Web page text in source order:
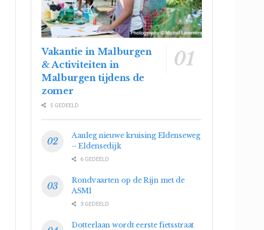
Vakantie in Malburgen
& Activiteiten in
Malburgen tijdens de
zomer
5 GEDEELD
Aanleg nieuwe kruising Eldenseweg
– Eldensedijk
6 GEDEELD
Rondvaarten op de Rijn met de
ASM1
3 GEDEELD
Dotterlaan wordt eerste fietsstraat